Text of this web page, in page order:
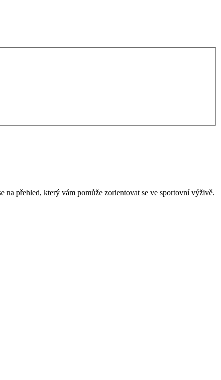
na přehled, který vám pomůže zorientovat se ve sportovní výživě.